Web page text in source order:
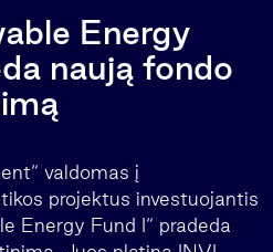
Energy
naują fondo
valdomas į
projektus investuojantis
Energy Fund I“ pradeda